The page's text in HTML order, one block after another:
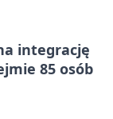
integrację
85 osób